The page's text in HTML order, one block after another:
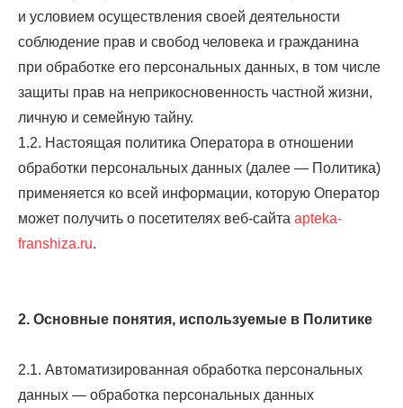
и условием осуществления своей деятельности
соблюдение прав и свобод человека и гражданина
при обработке его персональных данных, в том числе
защиты прав на неприкосновенность частной жизни,
личную и семейную тайну.
1.2. Настоящая политика Оператора в отношении
обработки персональных данных (далее — Политика)
применяется ко всей информации, которую Оператор
может получить о посетителях веб-сайта apteka-
franshiza.ru.
2. Основные понятия, используемые в Политике
2.1. Автоматизированная обработка персональных
данных — обработка персональных данных